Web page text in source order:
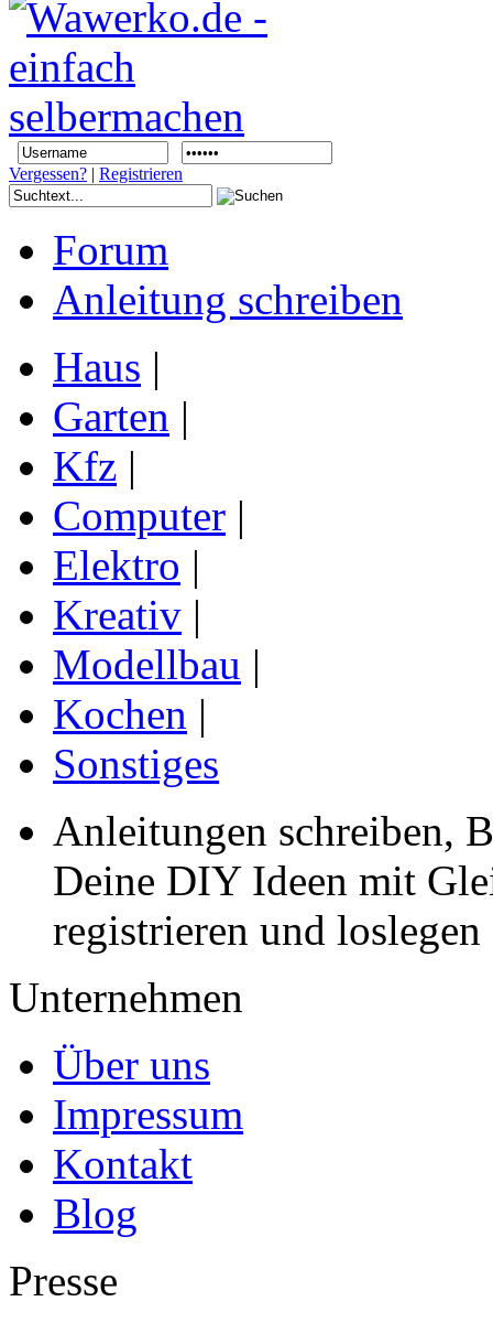
Vergessen? | Registrieren
Forum
Anleitung schreiben
Haus |
Garten |
Kfz |
Computer |
Elektro |
Kreativ |
Modellbau |
Kochen |
Sonstiges
Anleitungen schreiben,
Deine DIY Ideen mit
registrieren und loslegen
Unternehmen
Über uns
Impressum
Kontakt
Blog
Presse